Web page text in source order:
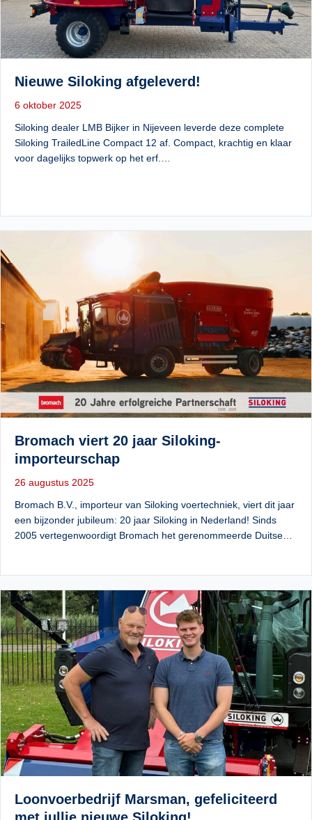
Nieuwe Siloking afgeleverd!
6 oktober 2025
Siloking dealer LMB Bijker in Nijeveen leverde deze complete
Siloking TrailedLine Compact 12 af. Compact, krachtig en klaar
voor dagelijks topwerk op het erf.…
Bromach viert 20 jaar Siloking-
importeurschap
26 augustus 2025
Bromach B.V., importeur van Siloking voertechniek, viert dit jaar
een bijzonder jubileum: 20 jaar Siloking in Nederland! Sinds
2005 vertegenwoordigt Bromach het gerenommeerde Duitse…
Loonvoerbedrijf Marsman, gefeliciteerd